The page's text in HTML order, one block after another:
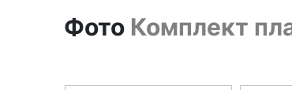
Фото Комплект